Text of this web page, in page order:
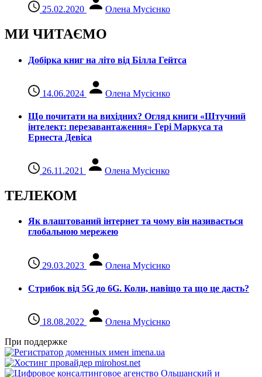
25.02.2020 Олена Мусієнко
МИ ЧИТАЄМО
Добірка книг на літо від Білла Гейтса
14.06.2024 Олена Мусієнко
Що почитати на вихідних? Огляд книги «Штучний
інтелект: перезавантаження» Гері Маркуса та
Ернеста Девіса
26.11.2021 Олена Мусієнко
ТЕЛЕКОМ
Як влаштований інтернет та чому він називається
глобальною мережею
29.03.2023 Олена Мусієнко
Стрибок від 5G до 6G. Коли, навіщо та що це даcть?
18.08.2022
Олена Мусієнко
При поддержке